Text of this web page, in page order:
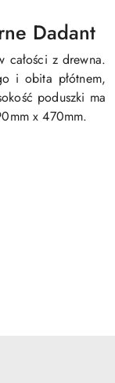
Dadant
całości z drewna.
i obita płótnem,
poduszki ma
x 470mm.